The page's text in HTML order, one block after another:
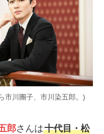
市川團子、市川染五郎。)
郎さんは十代目・松